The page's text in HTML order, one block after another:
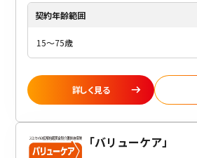
契約年齢範囲
15～75歳
詳しく見る
「バリューケア」